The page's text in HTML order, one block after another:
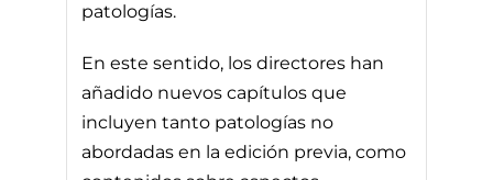
patologías.
En este sentido, los directores han
añadido nuevos capítulos que
incluyen tanto patologías no
abordadas en la edición previa, como